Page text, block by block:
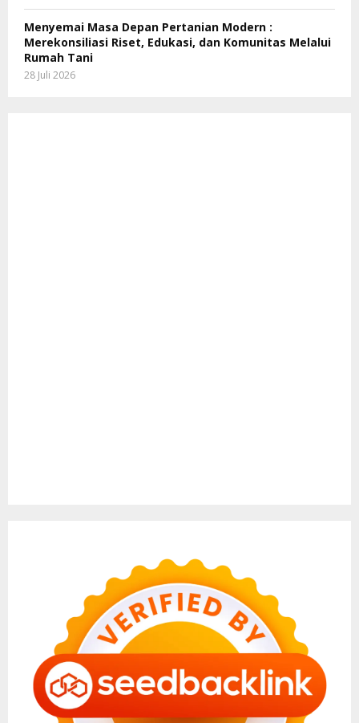
Menyemai Masa Depan Pertanian Modern :
Merekonsiliasi Riset, Edukasi, dan Komunitas Melalui
Rumah Tani
28 Juli 2026